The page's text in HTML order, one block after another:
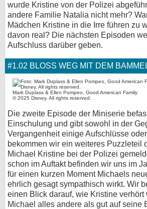
wurde Kristine von der Polizei
andere Familie Natalia nicht mehr?
Mädchen Kristine in die Irre führen zu
davon real? Die nächsten Episoden
Aufschluss darüber geben.
#1.02 BLOSS WEG MIT DEM BAMMEL
Mark Duplass & Ellen Pompeo, Good American Family
© 2025 Disney. All rights reserved.
Die zweite Episode der Miniserie
Einschulung und gibt sowohl in der
Vergangenheit einige Aufschlüsse
bekommen wir ein weiteres Puzzleteil
Michael Kristine bei der Polizei
schon im Auftakt befinden wir uns im
für einen kurzen Moment Michaels
ehrlich gesagt sympathisch wirkt. Wir
einen Blick darauf, wie Kristine verhört
Michael alles andere als gut auf seine